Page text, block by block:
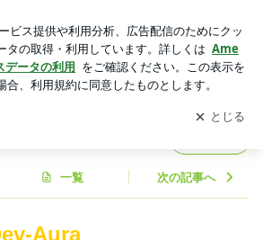
して ブログの更新通知
を受け取りまし
開く
一覧 次の記事へ
Aura